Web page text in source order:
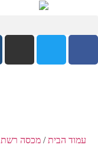
עמוד הבית/ מכסה רשת